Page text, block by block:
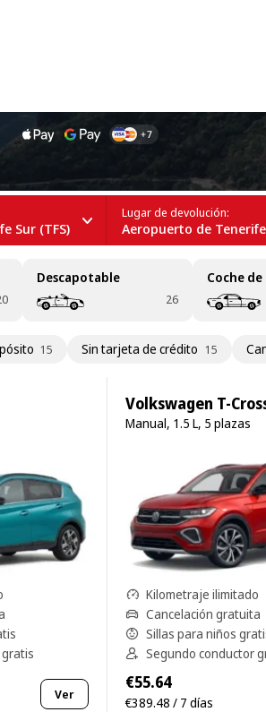
Sur (TFS)
Lugar de devolución:
Aeropuerto de Tenerife
Descapotable
26
Coche
15 Sin tarjeta de crédito 15
Ver
Volkswagen T-
Manual, 1.5 L, 5 plazas
Kilometraje ilimitado
Cancelación gratuita
Sillas para niños
Segundo conductor
€55.64
€389.48 / 7 días